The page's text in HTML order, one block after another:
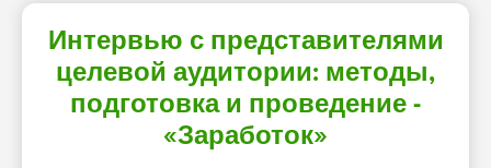
Интервью с представителями
целевой аудитории: методы,
подготовка и проведение -
«Заработок»